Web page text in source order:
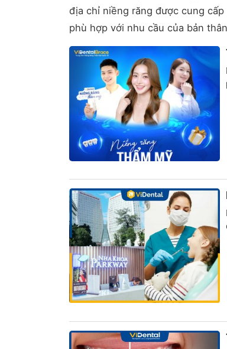
địa chỉ niềng răng được cung
phù hợp với nhu cầu của bản